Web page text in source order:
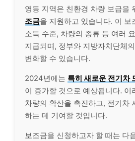
영동 지역은 친환경 차량 보급을
조금을 지원하고 있습니다. 이 보
소득 수준, 차량의 종류 등 여러
지급되며, 정부와 지방자치단체
변화할 수 있습니다.
2024년에는 특히 새로운 전기차
이 증가할 것으로 예상됩니다. 이
차량의 확산을 촉진하고, 전기차
하는 데 기여할 것입니다.
보조금을 신청하고자 할 때는 다